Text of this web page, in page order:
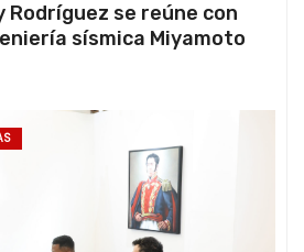
Rodríguez se reúne con
sísmica Miyamoto
Solutions